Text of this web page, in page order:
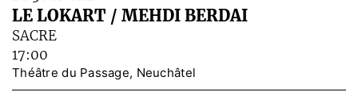
LE LOKART / MEHDI BERDAI
SACRE
17:00
Théâtre du Passage, Neuchâtel